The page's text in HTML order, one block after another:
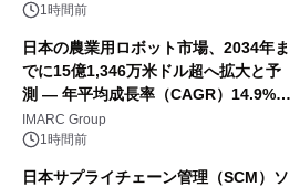
1時間前
日本の農業用ロボット市場、2034年ま
でに15億1,346万米ドル超へ拡大と予
測 ― 年平均成長率（CAGR）14.9%を
記録
IMARC Group
1時間前
日本サプライチェーン管理（SCM）ソ